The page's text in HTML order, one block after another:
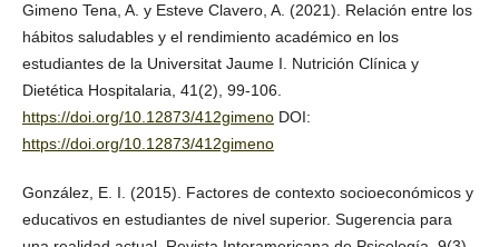
Gimeno Tena, A. y Esteve Clavero, A. (2021). Relación entre los
hábitos saludables y el rendimiento académico en los
estudiantes de la Universitat Jaume I. Nutrición Clínica y
Dietética Hospitalaria, 41(2), 99-106.
https://doi.org/10.12873/412gimenoDOI:
https://doi.org/10.12873/412gimeno
González, E. I. (2015). Factores de contexto socioeconómicos y
educativos en estudiantes de nivel superior. Sugerencia para